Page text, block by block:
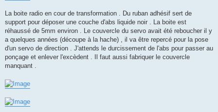
La boite radio en cour de transformation . Du ruban adhésif sert de
support pour déposer une couche d'abs liquide noir . La boite est
réhaussé de 5mm environ . Le couvercle du servo avait été reboucher il y
a quelques années (découpe à la hache) , il va être repercé pour la pose
d'un servo de direction . J'attends le durcissement de l'abs pour passer au
ponçage et enlever l'excèdent . Il faut aussi fabriquer le couvercle
manquant .